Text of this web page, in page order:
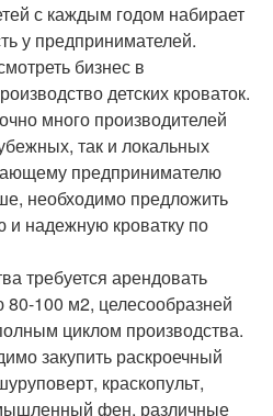
с каждым годом набирает
у предпринимателей.
бизнес в
детских кроваток.
много производителей
так и локальных
предпринимателю
необходимо предложить
и надежную кроватку по
требуется арендовать
100 м2, целесообразней
циклом производства.
закупить раскроечный
краскопульт,
фен, различные